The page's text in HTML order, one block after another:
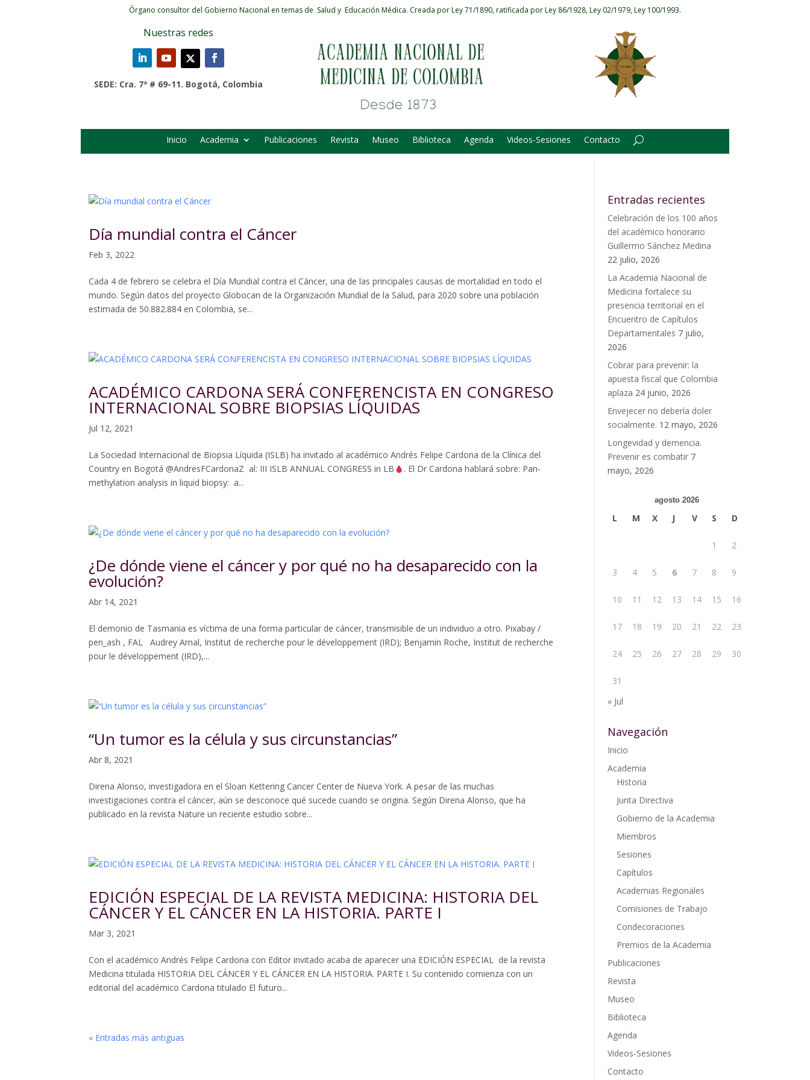
Órgano consultor del Gobierno Nacional en temas de Salud y Educación Médica. Creada por Ley 71/1890, ratificada por Ley 86/1928, Ley 02/1979, Ley 100/1993.
Nuestras redes
SEDE: Cra. 7ª # 69-11. Bogotá, Colombia
Inicio Academia Publicaciones Revista Museo Biblioteca Agenda Videos-Sesiones Contacto
Día mundial contra el Cáncer
Feb 3, 2022
Cada 4 de febrero se celebra el Día Mundial contra el Cáncer, una de las principales causas de mortalidad en todo el
mundo. Según datos del proyecto Globocan de la Organización Mundial de la Salud, para 2020 sobre una población
estimada de 50.882.884 en Colombia, se...
ACADÉMICO CARDONA SERÁ CONFERENCISTA EN CONGRESO
INTERNACIONAL SOBRE BIOPSIAS LÍQUIDAS
Jul 12, 2021
La Sociedad Internacional de Biopsia Líquida (ISLB) ha invitado al académico Andrés Felipe Cardona de la Clínica del
Country en Bogotá @AndresFCardonaZ al: III ISLB ANNUAL CONGRESS in LB
. El Dr Cardona hablará sobre: Pan-
methylation analysis in liquid biopsy: a...
¿De dónde viene el cáncer y por qué no ha desaparecido con la
evolución?
Abr 14, 2021
El demonio de Tasmania es víctima de una forma particular de cáncer, transmisible de un individuo a otro. Pixabay /
pen_ash , FAL Audrey Arnal, Institut de recherche pour le développement (IRD); Benjamin Roche, Institut de recherche
pour le développement (IRD),...
“Un tumor es la célula y sus circunstancias”
Abr 8, 2021
Direna Alonso, investigadora en el Sloan Kettering Cancer Center de Nueva York. A pesar de las muchas
investigaciones contra el cáncer, aún se desconoce qué sucede cuando se origina. Según Direna Alonso, que ha
publicado en la revista Nature un reciente estudio sobre...
EDICIÓN ESPECIAL DE LA REVISTA MEDICINA: HISTORIA DEL
CÁNCER Y EL CÁNCER EN LA HISTORIA. PARTE I
Mar 3, 2021
Con el académico Andrés Felipe Cardona con Editor invitado acaba de aparecer una EDICIÓN ESPECIAL de la revista
Medicina titulada HISTORIA DEL CÁNCER Y EL CÁNCER EN LA HISTORIA. PARTE I. Su contenido comienza con un
editorial del académico Cardona titulado El futuro...
« Entradas más antiguas
Entradas recientes
Celebración de los 100 años
del académico honorario
Guillermo Sánchez Medina
22 julio, 2026
La Academia Nacional de
Medicina fortalece su
presencia territorial en el
Encuentro de Capítulos
Departamentales 7 julio,
2026
Cobrar para prevenir: la
apuesta fiscal que Colombia
aplaza 24 junio, 2026
Envejecer no debería doler
socialmente. 12 mayo, 2026
Longevidad y demencia.
Prevenir es combatir 7
mayo, 2026
agosto 2026
L M X J V S D
1 2
3 4 5 6 7 8 9
10 11 12 13 14 15 16
17 18 19 20 21 22 23
24 25 26 27 28 29 30
31
« Jul
Navegación
Inicio
Academia
Historia
Junta Directiva
Gobierno de la Academia
Miembros
Sesiones
Capítulos
Academias Regionales
Comisiones de Trabajo
Condecoraciones
Premios de la Academia
Publicaciones
Revista
Museo
Biblioteca
Agenda
Videos-Sesiones
Contacto